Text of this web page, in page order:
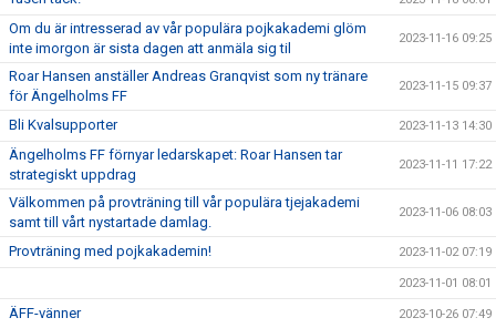
Om du är intresserad av vår populära pojkakademi glöm
inte imorgon är sista dagen att anmäla sig til
2023-11-16 09:25
Roar Hansen anställer Andreas Granqvist som ny tränare
för Ängelholms FF
2023-11-15 09:37
Bli Kvalsupporter 2023-11-13 14:30
Ängelholms FF förnyar ledarskapet: Roar Hansen tar
strategiskt uppdrag
2023-11-11 17:22
Välkommen på provträning till vår populära tjejakademi
samt till vårt nystartade damlag.
2023-11-06 08:03
Provträning med pojkakademin! 2023-11-02 07:19
2023-11-01 08:01
ÄFF-vänner 2023-10-26 07:49